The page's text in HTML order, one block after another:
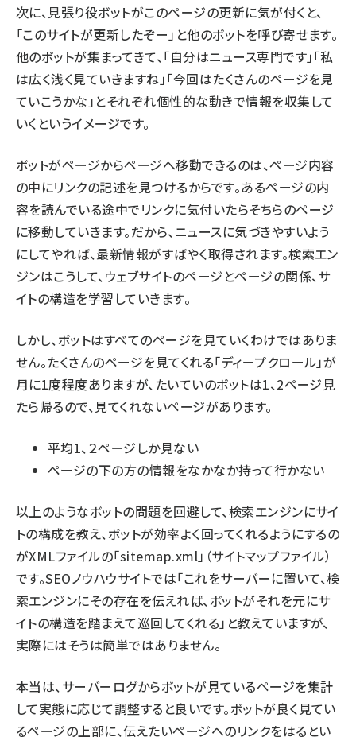
次に、見張り役ボットがこのページの更新に気が付くと、
「このサイトが更新したぞー」と他のボットを呼び寄せます。
他のボットが集まってきて、「自分はニュース専門です」「私
は広く浅く見ていきますね」「今回はたくさんのページを見
ていこうかな」とそれぞれ個性的な動きで情報を収集して
いくというイメージです。
ボットがページからページへ移動できるのは、ページ内容
の中にリンクの記述を見つけるからです。あるページの内
容を読んでいる途中でリンクに気付いたらそちらのページ
に移動していきます。だから、ニュースに気づきやすいよう
にしてやれば、最新情報がすばやく取得されます。検索エン
ジンはこうして、ウェブサイトのページとページの関係、サ
イトの構造を学習していきます。
しかし、ボットはすべてのページを見ていくわけではありま
せん。たくさんのページを見てくれる「ディープクロール」が
月に1度程度ありますが、たいていのボットは1、2ページ見
たら帰るので、見てくれないページがあります。
平均1、２ページしか見ない
ページの下の方の情報をなかなか持って行かない
以上のようなボットの問題を回避して、検索エンジンにサイ
トの構成を教え、ボットが効率よく回ってくれるようにするの
がXMLファイルの「sitemap.xml」（サイトマップファイル）
です。SEOノウハウサイトでは「これをサーバーに置いて、検
索エンジンにその存在を伝えれば、ボットがそれを元にサ
イトの構造を踏まえて巡回してくれる」と教えていますが、
実際にはそうは簡単ではありません。
本当は、サーバーログからボットが見ているページを集計
して実態に応じて調整すると良いです。ボットが良く見てい
るページの上部に、伝えたいページへのリンクをはるとい